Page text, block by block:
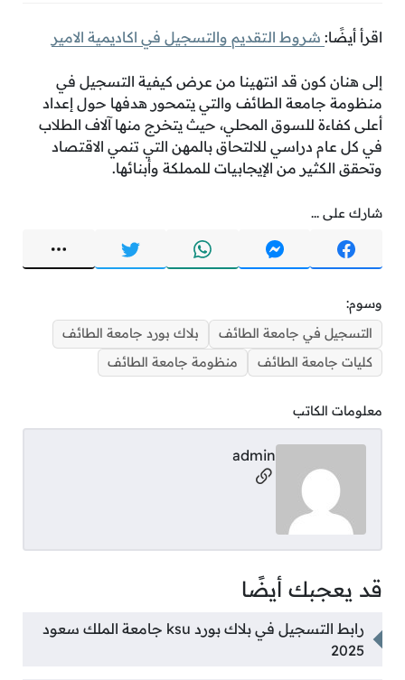
اقرأ أيضًا: شروط التقديم والتسجيل في اكاديمية الامير
إلى هنان كون قد انتهينا من عرض كيفية التسجيل في
منظومة جامعة الطائف والتي يتمحور هدفها حول إعداد
أعلى كفاءة للسوق المحلي، حيث يتخرج منها آلاف الطلاب
في كل عام دراسي للالتحاق بالمهن التي تنمي الاقتصاد
وتحقق الكثير من الإيجابيات للمملكة وأبنائها.
شارك على ...
وسوم:
التسجيل في جامعة الطائف
بلاك بورد جامعة الطائف
كليات جامعة الطائف
منظومة جامعة الطائف
معلومات الكاتب
admin
مواقع التواصل
قد يعجبك أيضًا
رابط التسجيل في بلاك بورد ksu جامعة الملك سعود
2025